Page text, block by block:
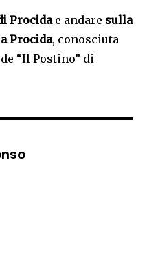
Procidae andare sulla
Procida, conosciuta
“Il Postino” di